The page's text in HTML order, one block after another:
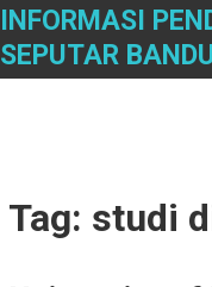
Skip
content
INFORMASI
SEPUTAR
Tag: studi